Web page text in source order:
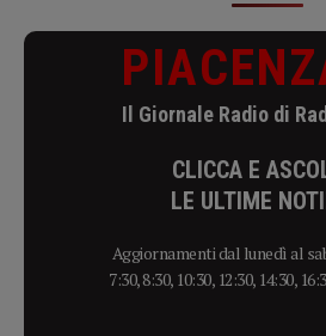
Il Giornale Radio di
CLICCA E
LE ULTIME
Aggiornamenti dal lunedì al
7:30, 8:30, 10:30, 12:30, 14:30,